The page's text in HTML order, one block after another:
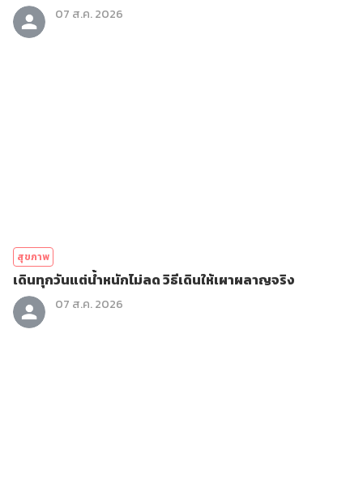
07 ส.ค. 2026
สุขภาพ
เดินทุกวันแต่น้ำหนักไม่ลด วิธีเดินให้เผาผลาญจริง
07 ส.ค. 2026